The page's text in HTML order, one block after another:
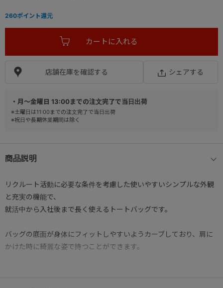
・月～金曜日 13:00までの注文完了で当日出荷
※土曜日は11:00までの注文完了で当日出荷
※祝日や長期休業期間は除く
商品説明
リクルート活動に必要な条件を考慮した使いやすいシンプルな外観
と充実の機能で、
就活中から入社後まで長く使えるトートバッグです。
バッグの底面が身体にフィットしやすいようカーブしており、肩に
かけた時に綺麗な姿で持つことができます。
店舗在庫を確認する シェアする
260ポイント還元